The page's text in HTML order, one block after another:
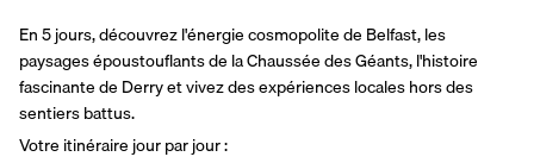
En 5 jours, découvrez l'énergie cosmopolite de Belfast, les
paysages époustouflants de la Chaussée des Géants, l'histoire
fascinante de Derry et vivez des expériences locales hors des
sentiers battus.
Votre itinéraire jour par jour :